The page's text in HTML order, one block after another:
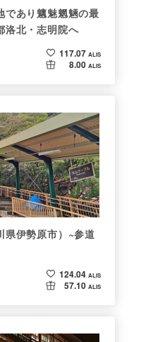
であり魑魅魍魎の最
北・志明院へ
117.07 ALIS
8.00 ALIS
県伊勢原市）~参道
124.04 ALIS
57.10 ALIS